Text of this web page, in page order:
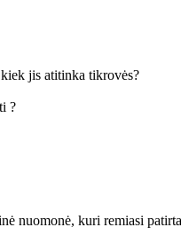
jis atitinka tikrovės?
?
nuomonė, kuri remiasi